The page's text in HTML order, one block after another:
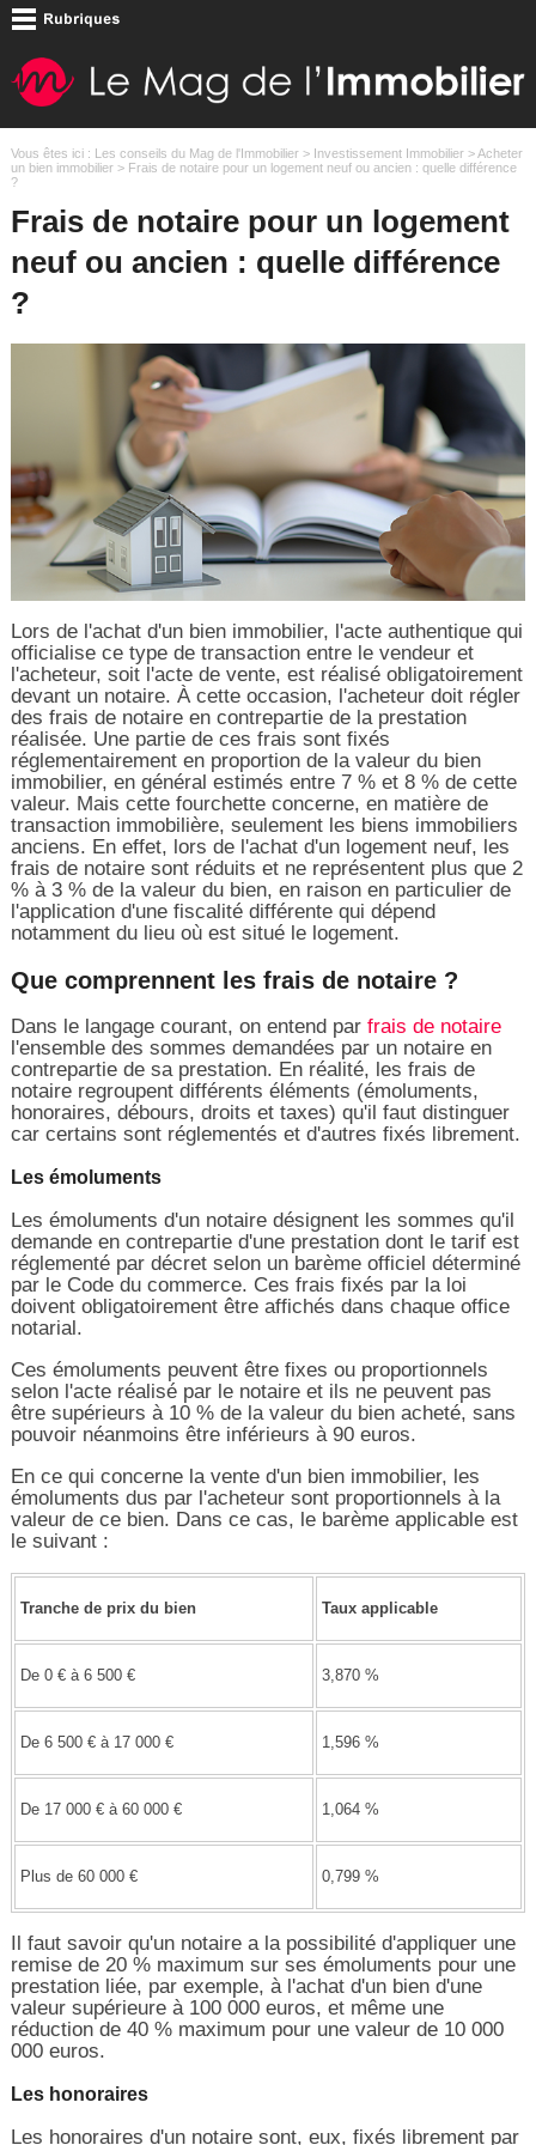
Vous êtes ici : Les conseils du Mag de l'Immobilier> Investissement Immobilier>Acheter
un bien immobilier> Frais de notaire pour un logement neuf ou ancien : quelle différence
?
Frais de notaire pour un logement
neuf ou ancien : quelle différence
?
Lors de l'achat d'un bien immobilier, l'acte authentique qui
officialise ce type de transaction entre le vendeur et
l'acheteur, soit l'acte de vente, est réalisé obligatoirement
devant un notaire. À cette occasion, l'acheteur doit régler
des frais de notaire en contrepartie de la prestation
réalisée. Une partie de ces frais sont fixés
réglementairement en proportion de la valeur du bien
immobilier, en général estimés entre 7 % et 8 % de cette
valeur. Mais cette fourchette concerne, en matière de
transaction immobilière, seulement les biens immobiliers
anciens. En effet, lors de l'achat d'un logement neuf, les
frais de notaire sont réduits et ne représentent plus que 2
% à 3 % de la valeur du bien, en raison en particulier de
l'application d'une fiscalité différente qui dépend
notamment du lieu où est situé le logement.
Que comprennent les frais de notaire ?
Dans le langage courant, on entend par frais de notaire
l'ensemble des sommes demandées par un notaire en
contrepartie de sa prestation. En réalité, les frais de
notaire regroupent différents éléments (émoluments,
honoraires, débours, droits et taxes) qu'il faut distinguer
car certains sont réglementés et d'autres fixés librement.
Les émoluments
Les émoluments d'un notaire désignent les sommes qu'il
demande en contrepartie d'une prestation dont le tarif est
réglementé par décret selon un barème officiel déterminé
par le Code du commerce. Ces frais fixés par la loi
doivent obligatoirement être affichés dans chaque office
notarial.
Ces émoluments peuvent être fixes ou proportionnels
selon l'acte réalisé par le notaire et ils ne peuvent pas
être supérieurs à 10 % de la valeur du bien acheté, sans
pouvoir néanmoins être inférieurs à 90 euros.
En ce qui concerne la vente d'un bien immobilier, les
émoluments dus par l'acheteur sont proportionnels à la
valeur de ce bien. Dans ce cas, le barème applicable est
le suivant :
Tranche de prix du bien Taux applicable
De 0 € à 6 500 € 3,870 %
De 6 500 € à 17 000 € 1,596 %
De 17 000 € à 60 000 € 1,064 %
Plus de 60 000 € 0,799 %
Il faut savoir qu'un notaire a la possibilité d'appliquer une
remise de 20 % maximum sur ses émoluments pour une
prestation liée, par exemple, à l'achat d'un bien d'une
valeur supérieure à 100 000 euros, et même une
réduction de 40 % maximum pour une valeur de 10 000
000 euros.
Les honoraires
Les honoraires d'un notaire sont, eux, fixés librement par